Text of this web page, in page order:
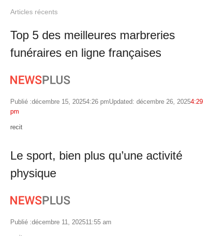
Articles récents
Top 5 des meilleures marbreries
funéraires en ligne françaises
Publié :décembre 15, 20254:26 pmUpdated: décembre 26, 20254:29
pm
Author
recit
Le sport, bien plus qu’une activité
physique
Publié :décembre 11, 202511:55 am